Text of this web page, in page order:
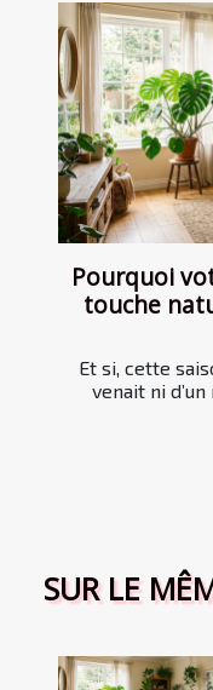
Pourquoi
touche
Et si, cette
venait ni d’un
SUR LE